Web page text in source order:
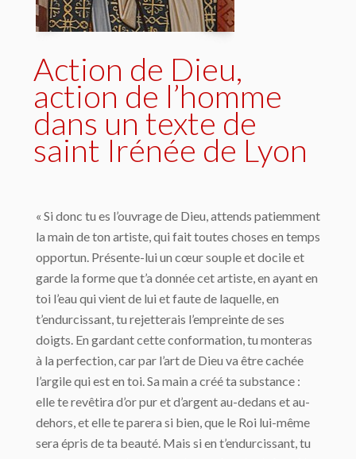
Action de Dieu,
action de l’homme
dans un texte de
saint Irénée de Lyon
« Si donc tu es l’ouvrage de Dieu, attends patiemment
la main de ton artiste, qui fait toutes choses en temps
opportun. Présente-lui un cœur souple et docile et
garde la forme que t’a donnée cet artiste, en ayant en
toi l’eau qui vient de lui et faute de laquelle, en
t’endurcissant, tu rejetterais l’empreinte de ses
doigts. En gardant cette conformation, tu monteras
à la perfection, car par l’art de Dieu va être cachée
l’argile qui est en toi. Sa main a créé ta substance :
elle te revêtira d’or pur et d’argent au-dedans et au-
dehors, et elle te parera si bien, que le Roi lui-même
sera épris de ta beauté. Mais si en t’endurcissant, tu